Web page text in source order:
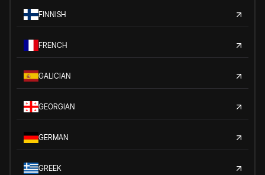
FINNISH
FRENCH
GALICIAN
GEORGIAN
GERMAN
GREEK